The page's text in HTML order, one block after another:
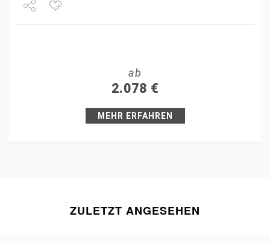
ab
2.078 €
MEHR ERFAHREN
ZULETZT ANGESEHEN